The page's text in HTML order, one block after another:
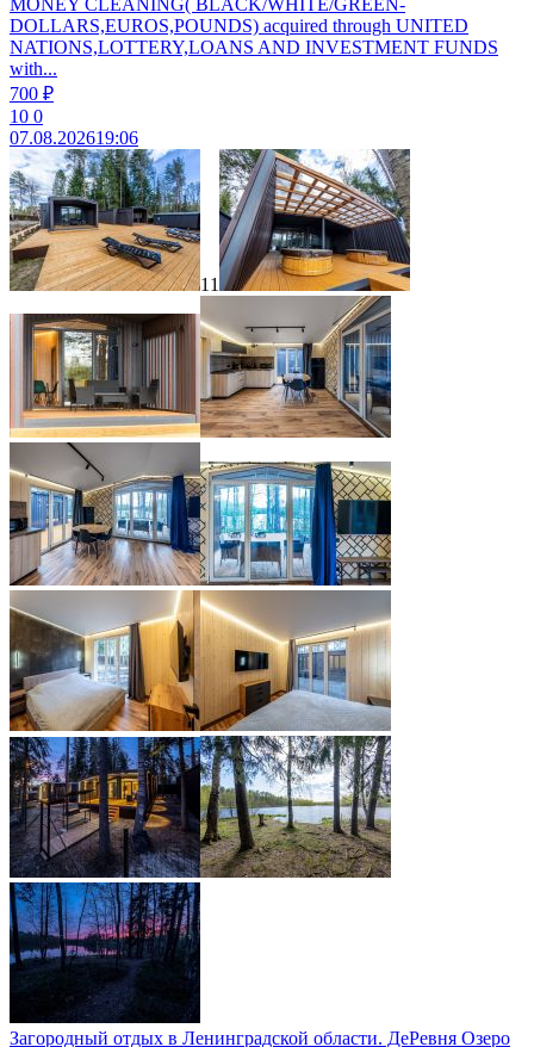
MONEY CLEANING( BLACK/WHITE/GREEN-
DOLLARS,EUROS,POUNDS) acquired through UNITED
NATIONS,LOTTERY,LOANS AND INVESTMENT FUNDS
with...
700 ₽
10 0
07.08.202619:06
11
Загородный отдых в Ленинградской области. ДeРевня Озеро